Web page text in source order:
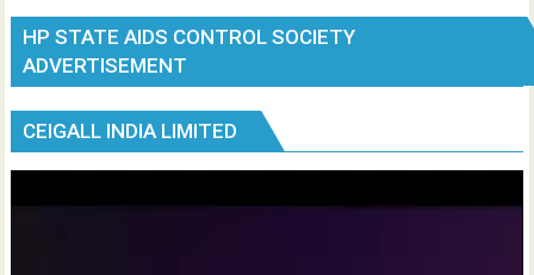
HP STATE AIDS CONTROL SOCIETY
ADVERTISEMENT
CEIGALL INDIA LIMITED